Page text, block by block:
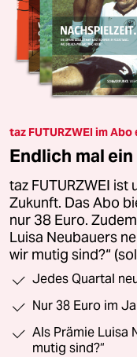
taz FUTURZWEI im
Endlich mal
taz FUTURZWEI
Zukunft. Das Abo
nur 38 Euro.
Luisa Neubauers
wir mutig sind?“
Jedes Quartal
Nur 38 Euro im
Als Prämie Luisa
mutig sind?“